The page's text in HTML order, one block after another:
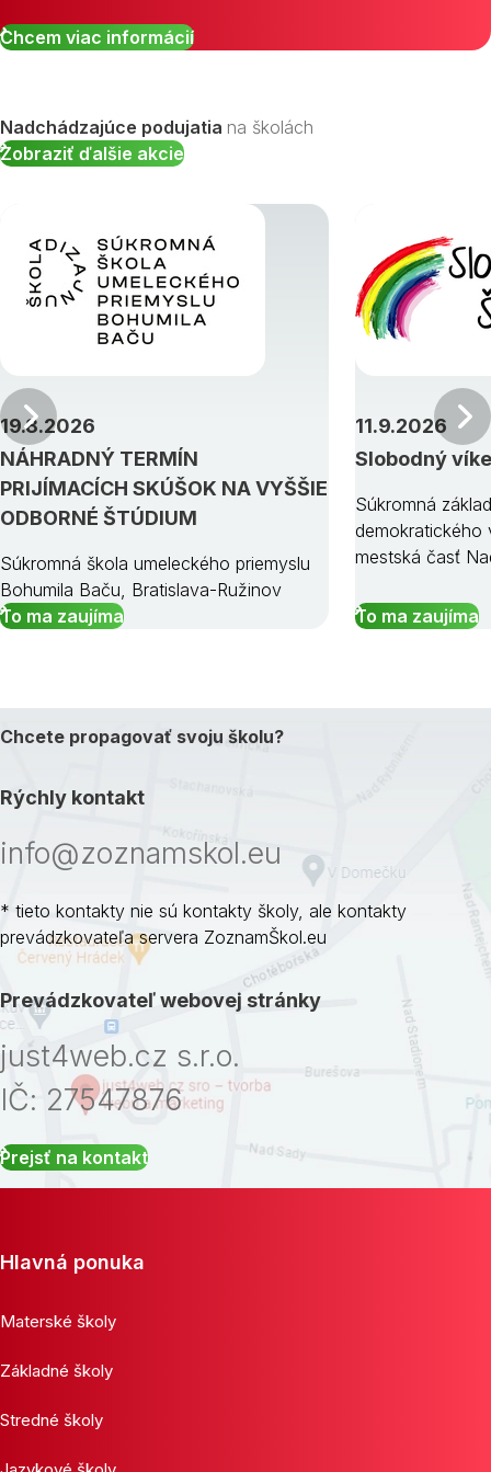
Chcem viac informácií
Nadchádzajúce podujatia na školách
Zobraziť ďalšie akcie
NÁHRADNÝ TERMÍN
PRIJÍMACÍCH SKÚŠOK NA VYŠŠIE
ODBORNÉ ŠTÚDIUM
19.8.2026
Súkromná škola umeleckého priemyslu
Bohumila Baču, Bratislava-Ružinov
To ma zaujíma
Slobodný
11.9.2026
Súkromná
demokratického
mestská časť
To ma zaujíma
Predchádzajúci
Chcete propagovať svoju školu?
Rýchly kontakt
info@zoznamskol.eu
* tieto kontakty nie sú kontakty školy, ale kontakty
prevádzkovateľa servera ZoznamŠkol.eu
Prevádzkovateľ webovej stránky
just4web.cz s.r.o.
IČ: 27547876
Prejsť na kontakt
Hlavná ponuka
Materské školy
Základné školy
Stredné školy